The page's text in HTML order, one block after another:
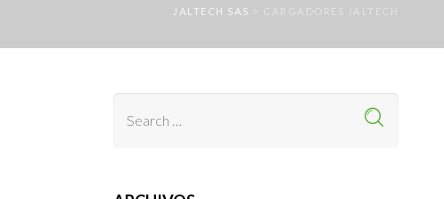
JALTECH SAS CARGADORES JALTECH